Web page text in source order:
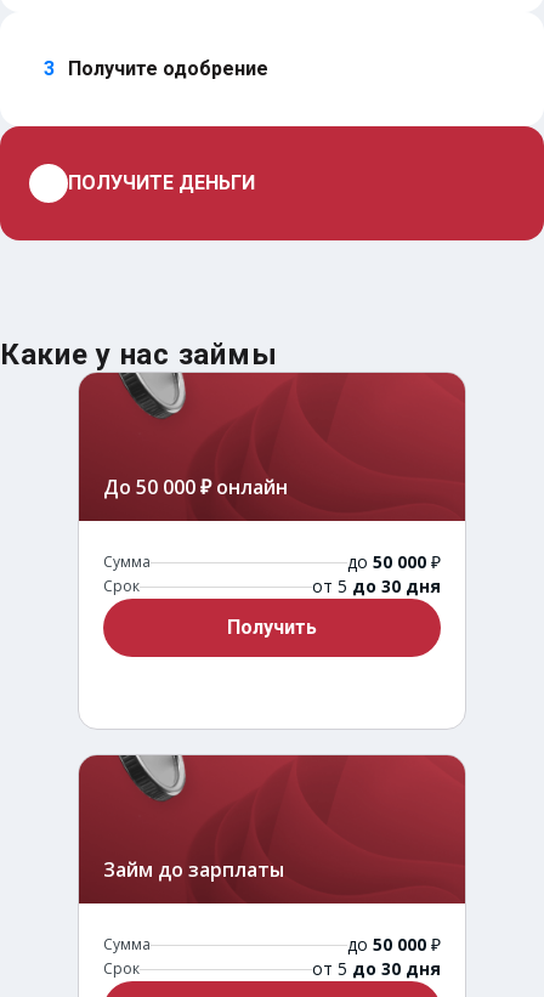
3 Получите одобрение
ПОЛУЧИТЕ ДЕНЬГИ
Какие у нас займы
До 50 000 ₽ онлайн
Сумма до 50 000 ₽
Срок от 5 до 30 дня
Получить
Займ до зарплаты
Сумма до 50 000 ₽
Срок от 5 до 30 дня